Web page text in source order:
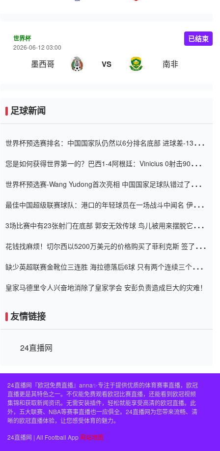
世界杯
2026-06-12 03:00
墨西哥 VS 南非
已结束
足球新闻
世界杯预选赛排名：中国国家队仍然以6分排名底部 进球差-13令人
您是如何获得世界第一的？巴西1-4阿根廷：Vinicius 0射击90分钟
世界杯预选赛-Wang Yudong首次亮相 中国国家足球队错过了世界
最佳中国超级联赛球队：港口的年轻球员在一场战斗中闻名 伊万放
3场比赛中有23张射门在底部 郭安无效传球 鸟儿被用来摆脱它
花钱找麻烦！切尔西以5200万美元的价格购买了菲利克斯 签了7年
缺少英超联赛金靴位三连胜 海拉德落后6球 只有两个连续三个连续
皇家马德里令人兴奋地消除了皇家学会 安彭负责造成巨大的灾难！
友情链接
24直播网
24直播网『欧冠免费直播』anna✨专注于提供优质的体育赛事直播，欧冠
直播更是其特色之一。不仅能免费观看欧冠比赛直播，还能看到欧冠视频
集锦和获取新闻资讯。无需安装插件，轻松就能享受高清的欧冠直播。此
外，五大联赛、NBA等赛事直播也一应俱全。24直播网为您带来流畅、清
晰的欧冠直播体验，让您感受体育的魅力。
24直播网 | All Football App 网站地图